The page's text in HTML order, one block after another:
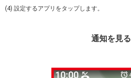
(4) 設定するアプリをタップします。
通知を見る